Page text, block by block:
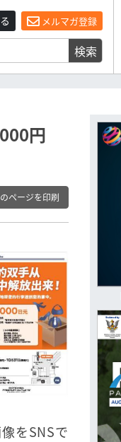
メルマガ登録
検索
円
ページを印刷
をSNSで